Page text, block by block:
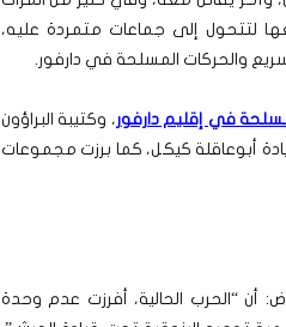
لتتحول إلى جماعات متمردة عليه،
والحركات المسلحة في دارفور.
في إقليم دارفور، وكتيبة البراؤون
أبوعاقلة كيكل، كما برزت مجموعات
أن “الحرب الحالية، أفرزت عدم وحدة